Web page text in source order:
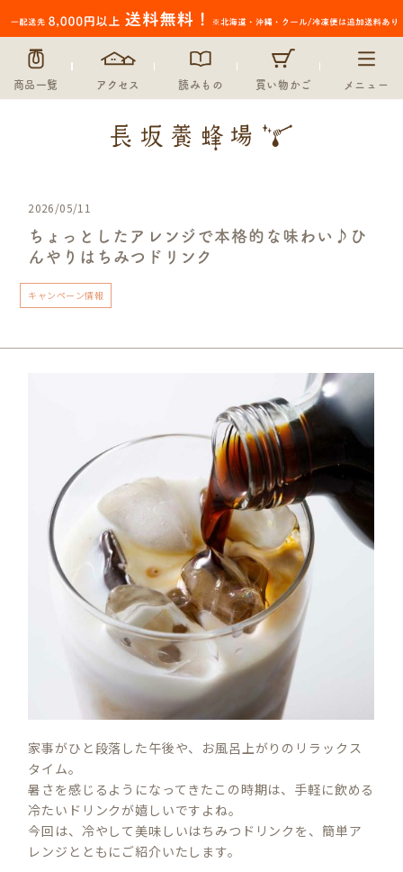
商品一覧 アクセス 読みもの 買い物かご メニュー
2026/05/11
ちょっとしたアレンジで本格的な味わい♪ひ
んやりはちみつドリンク
キャンペーン情報
家事がひと段落した午後や、お風呂上がりのリラックス
タイム。
暑さを感じるようになってきたこの時期は、手軽に飲める
冷たいドリンクが嬉しいですよね。
今回は、冷やして美味しいはちみつドリンクを、簡単ア
レンジとともにご紹介いたします。